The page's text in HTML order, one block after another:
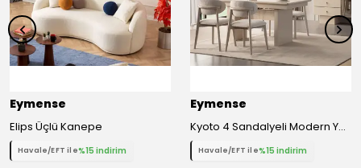
Eymense
Elips Üçlü Kanepe
Havale/EFT ile%15 indirim
Eymense
Kyoto 4 Sandalyeli Modern Yemek Masa Takımı
Havale/EFT ile%15 indirim